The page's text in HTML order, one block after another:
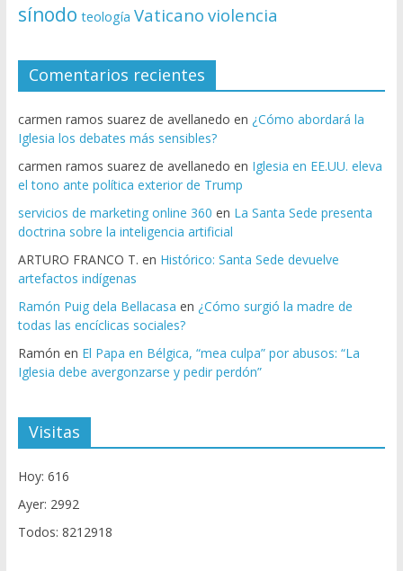
sínodo teología Vaticano violencia
Comentarios recientes
carmen ramos suarez de avellanedo en ¿Cómo abordará la
Iglesia los debates más sensibles?
carmen ramos suarez de avellanedo en Iglesia en EE.UU. eleva
el tono ante política exterior de Trump
servicios de marketing online 360 en La Santa Sede presenta
doctrina sobre la inteligencia artificial
ARTURO FRANCO T. en Histórico: Santa Sede devuelve
artefactos indígenas
Ramón Puig dela Bellacasa en ¿Cómo surgió la madre de
todas las encíclicas sociales?
Ramón en El Papa en Bélgica, “mea culpa” por abusos: “La
Iglesia debe avergonzarse y pedir perdón”
Visitas
Hoy: 616
Ayer: 2992
Todos: 8212918